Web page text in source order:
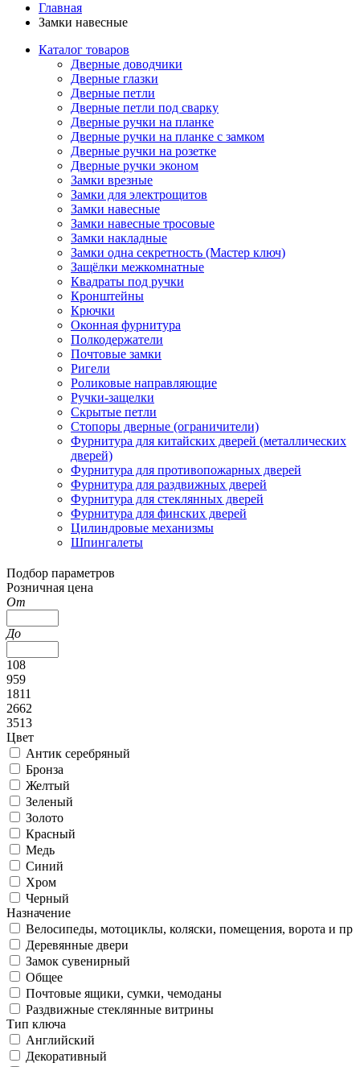
Главная
Замки навесные
Каталог товаров
Дверные доводчики
Дверные глазки
Дверные петли
Дверные петли под сварку
Дверные ручки на планке
Дверные ручки на планке с замком
Дверные ручки на розетке
Дверные ручки эконом
Замки врезные
Замки для электрощитов
Замки навесные
Замки навесные тросовые
Замки накладные
Замки одна секретность (Мастер ключ)
Защёлки межкомнатные
Квадраты под ручки
Кронштейны
Крючки
Оконная фурнитура
Полкодержатели
Почтовые замки
Ригели
Роликовые направляющие
Ручки-защелки
Скрытые петли
Стопоры дверные (ограничители)
Фурнитура для китайских дверей (металлических
дверей)
Фурнитура для противопожарных дверей
Фурнитура для раздвижных дверей
Фурнитура для стеклянных дверей
Фурнитура для финских дверей
Цилиндровые механизмы
Шпингалеты
Подбор параметров
Розничная цена
От
До
108
959
1811
2662
3513
Цвет
Антик серебряный
Бронза
Желтый
Зеленый
Золото
Красный
Медь
Синий
Хром
Черный
Назначение
Велосипеды, мотоциклы, коляски, помещения, ворота и пр
Деревянные двери
Замок сувенирный
Общее
Почтовые ящики, сумки, чемоданы
Раздвижные стеклянные витрины
Тип ключа
Английский
Декоративный